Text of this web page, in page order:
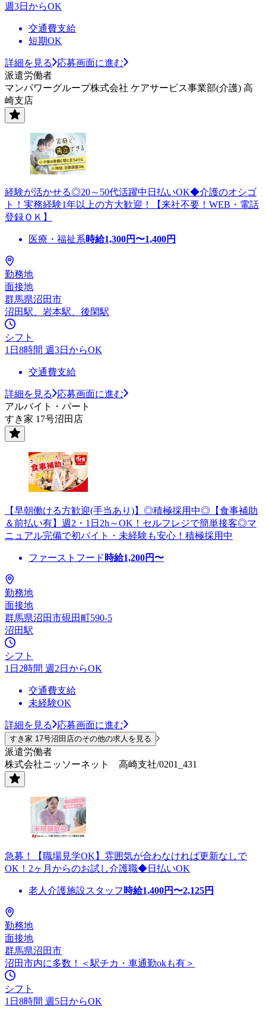
週3日からOK
交通費支給
短期OK
詳細を見る
応募画面に進む
派遣労働者
マンパワーグループ株式会社 ケアサービス事業部(介護) 高
崎支店
経験が活かせる◎20～50代活躍中日払いOK◆介護のオシゴ
ト！実務経験1年以上の方大歓迎！【来社不要！WEB・電話
登録ＯＫ】
医療・福祉系時給1,300円〜1,400円
勤務地
面接地
群馬県沼田市
沼田駅、岩本駅、後閑駅
シフト
1日8時間 週3日からOK
交通費支給
詳細を見る
応募画面に進む
アルバイト・パート
すき家 17号沼田店
【早朝働ける方歓迎(手当あり)】◎積極採用中◎【食事補助
＆前払い有】週2・1日2h～OK！セルフレジで簡単接客◎マ
ニュアル完備で初バイト・未経験も安心！積極採用中
ファーストフード 時給1,200円〜
勤務地
面接地
群馬県沼田市硯田町590-5
沼田駅
シフト
1日2時間 週2日からOK
交通費支給
未経験OK
詳細を見る 応募画面に進む
すき家 17号沼田店のその他の求人を見る
派遣労働者
株式会社ニッソーネット 高崎支社/0201_431
急募！【職場見学OK】雰囲気が合わなければ更新なしで
OK！2ヶ月からのお試し介護職◆日払いOK
老人介護施設スタッフ 時給1,400円〜2,125円
勤務地
面接地
群馬県沼田市
沼田市内に多数！＜駅チカ・車通勤okも有＞
シフト
1日8時間 週5日からOK